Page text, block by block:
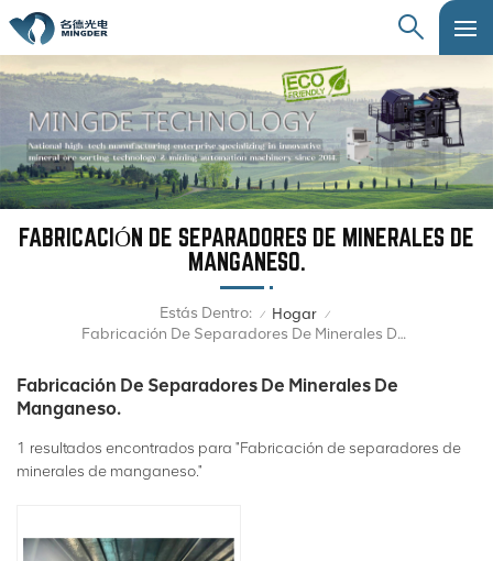
FABRICACIÓN DE SEPARADORES DE MINERALES DE
MANGANESO.
Estás Dentro: / Hogar /
Fabricación De Separadores De Minerales De Manganeso.
Fabricación De Separadores De Minerales De
Manganeso.
1 resultados encontrados para "Fabricación de separadores de
minerales de manganeso."